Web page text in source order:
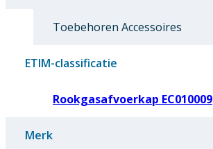
Toebehoren Accessoires
ETIM-classificatie
Rookgasafvoerkap EC010009
Merk